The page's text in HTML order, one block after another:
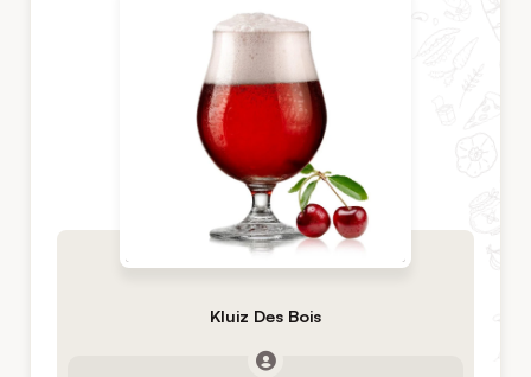
Kluiz Des Bois